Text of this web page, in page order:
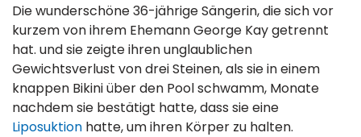
Die wunderschöne 36-jährige Sängerin, die sich vor
kurzem von ihrem Ehemann George Kay getrennt
hat. und sie zeigte ihren unglaublichen
Gewichtsverlust von drei Steinen, als sie in einem
knappen Bikini über den Pool schwamm, Monate
nachdem sie bestätigt hatte, dass sie eine
Liposuktion hatte, um ihren Körper zu halten.